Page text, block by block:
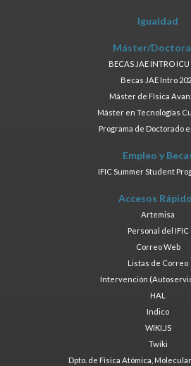
Igualdad
Máster/
BECAS JAE INTRO ICU
Becas JAE Intro
Máster de Física
Máster en Tecnologías
Programa de Doctorado
Empleo y
IFIC Summer Student
Accesos
Artemisa
Personal del IFIC
Correo Web
Listas de Correo
Intervención
HAL
Indico
WIKI.JS
Twiki
Dpto. de Física Atómica,